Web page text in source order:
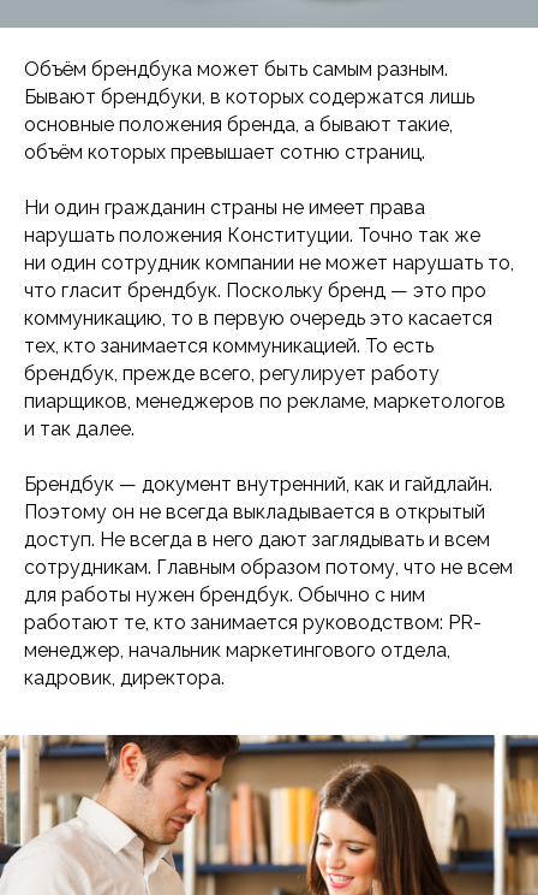
Объём брендбука может быть самым разным.
Бывают брендбуки, в которых содержатся лишь
основные положения бренда, а бывают такие,
объём которых превышает сотню страниц.
Ни один гражданин страны не имеет права
нарушать положения Конституции. Точно так же
ни один сотрудник компании не может нарушать то,
что гласит брендбук. Поскольку бренд — это про
коммуникацию, то в первую очередь это касается
тех, кто занимается коммуникацией. То есть
брендбук, прежде всего, регулирует работу
пиарщиков, менеджеров по рекламе, маркетологов
и так далее.
Брендбук — документ внутренний, как и гайдлайн.
Поэтому он не всегда выкладывается в открытый
доступ. Не всегда в него дают заглядывать и всем
сотрудникам. Главным образом потому, что не всем
для работы нужен брендбук. Обычно с ним
работают те, кто занимается руководством: PR-
менеджер, начальник маркетингового отдела,
кадровик, директора.